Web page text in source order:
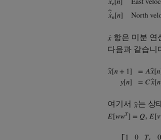
항은 미분 연
다음과 같습니
여기서 는 상
,